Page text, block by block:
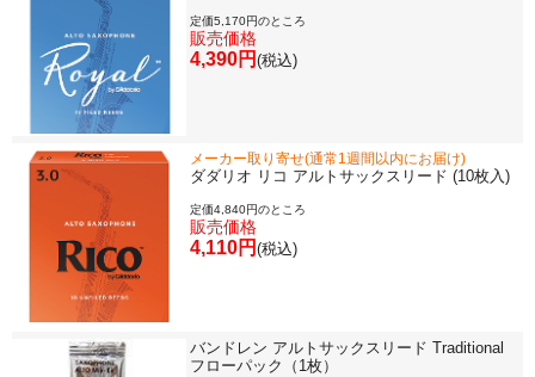
定価5,170円のところ
販売価格
4,390円 (税込)
メーカー取り寄せ(通常1週間以内にお届け)
ダダリオ リコ アルトサックスリード (10枚入)
定価4,840円のところ
販売価格
4,110円 (税込)
バンドレン アルトサックスリード Traditional
フローパック（1枚）